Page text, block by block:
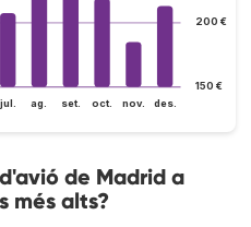
150 €
200 €
jul. ag. set. oct. nov. des.
de Madrid a
més alts?